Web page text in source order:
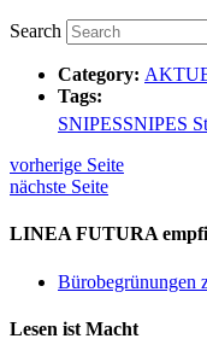
Search
Category:
Tags:
SNIPESSNIPES
vorherige Seite
nächste Seite
LINEA FUTURA
Bürobegrünungen
Lesen ist Macht